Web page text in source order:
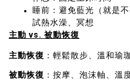
睡前：避免藍光（就是
試熱水澡、冥想
主動 vs. 被動恢復
主動恢復 ：輕鬆散步、溫和瑜
被動恢復 ：按摩、泡沫軸、溫